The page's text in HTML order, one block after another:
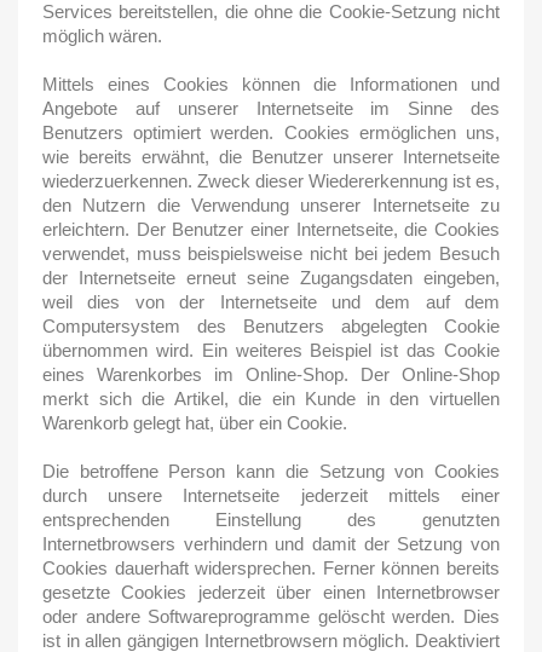
Services bereitstellen, die ohne die Cookie-Setzung nicht
möglich wären.
Mittels eines Cookies können die Informationen und
Angebote auf unserer Internetseite im Sinne des
Benutzers optimiert werden. Cookies ermöglichen uns,
wie bereits erwähnt, die Benutzer unserer Internetseite
wiederzuerkennen. Zweck dieser Wiedererkennung ist es,
den Nutzern die Verwendung unserer Internetseite zu
erleichtern. Der Benutzer einer Internetseite, die Cookies
verwendet, muss beispielsweise nicht bei jedem Besuch
der Internetseite erneut seine Zugangsdaten eingeben,
weil dies von der Internetseite und dem auf dem
Computersystem des Benutzers abgelegten Cookie
übernommen wird. Ein weiteres Beispiel ist das Cookie
eines Warenkorbes im Online-Shop. Der Online-Shop
merkt sich die Artikel, die ein Kunde in den virtuellen
Warenkorb gelegt hat, über ein Cookie.
Die betroffene Person kann die Setzung von Cookies
durch unsere Internetseite jederzeit mittels einer
entsprechenden Einstellung des genutzten
Internetbrowsers verhindern und damit der Setzung von
Cookies dauerhaft widersprechen. Ferner können bereits
gesetzte Cookies jederzeit über einen Internetbrowser
oder andere Softwareprogramme gelöscht werden. Dies
ist in allen gängigen Internetbrowsern möglich. Deaktiviert